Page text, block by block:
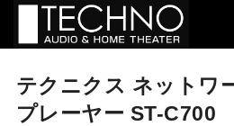
テクニクス ネットワ
プレーヤー ST-C700